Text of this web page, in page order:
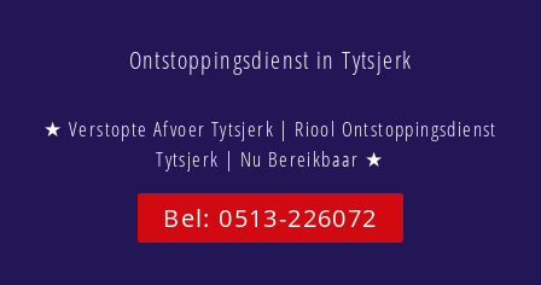
Ontstoppingsdienst in Tytsjerk
★ Verstopte Afvoer Tytsjerk | Riool Ontstoppingsdienst
Tytsjerk | Nu Bereikbaar ★
Bel: 0513-226072